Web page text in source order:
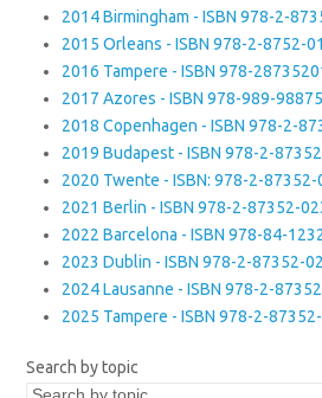
2014 Birmingham - ISBN 978-2-
2015 Orleans - ISBN 978-2-8752-
2016 Tampere - ISBN 978-
2017 Azores - ISBN 978-989-
2018 Copenhagen - ISBN 978-2-
2019 Budapest - ISBN 978-2-
2020 Twente - ISBN: 978-2-87352-
2021 Berlin - ISBN 978-2-87352-
2022 Barcelona - ISBN 978-84-
2023 Dublin - ISBN 978-2-87352-
2024 Lausanne - ISBN 978-2-
2025 Tampere - ISBN 978-2-
Search by topic